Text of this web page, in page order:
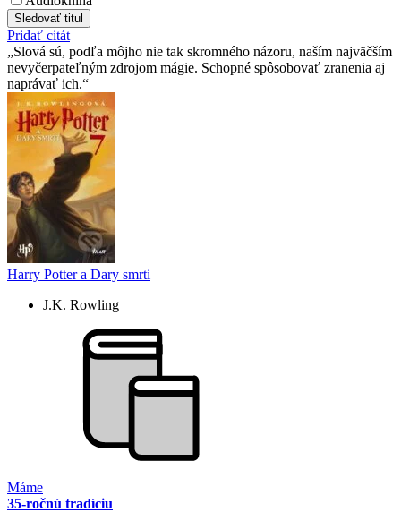
Sledovať titul
Pridať citát
Slová sú, podľa môjho nie tak skromného názoru, naším najväčším
nevyčerpateľným zdrojom mágie. Schopné spôsobovať zranenia aj
naprávať ich.
Harry Potter a Dary smrti
J.K. Rowling
Máme
35-ročnú tradíciu